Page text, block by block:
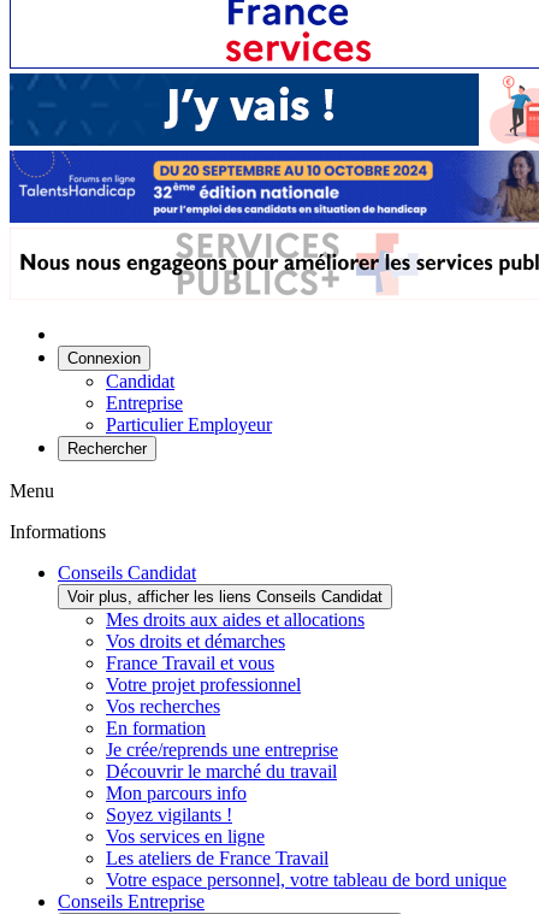
Connexion
Candidat
Entreprise
Particulier Employeur
Rechercher
Menu
Informations
Conseils Candidat
Voir plus, afficher les liens Conseils Candidat
Mes droits aux aides et allocations
Vos droits et démarches
France Travail et vous
Votre projet professionnel
Vos recherches
En formation
Je crée/reprends une entreprise
Découvrir le marché du travail
Mon parcours info
Soyez vigilants !
Vos services en ligne
Les ateliers de France Travail
Votre espace personnel, votre tableau de bord unique
Conseils Entreprise